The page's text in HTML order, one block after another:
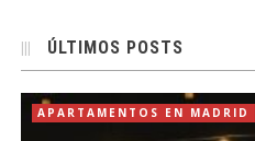
ÚLTIMOS POSTS
APARTAMENTOS EN MADRID